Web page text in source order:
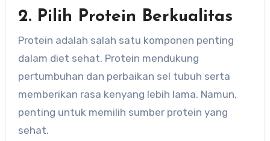
2. Pilih Protein Berkualitas
Protein adalah salah satu komponen penting
dalam diet sehat. Protein mendukung
pertumbuhan dan perbaikan sel tubuh serta
memberikan rasa kenyang lebih lama. Namun,
penting untuk memilih sumber protein yang
sehat.